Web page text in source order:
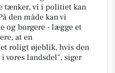
tænker, vi i politiet kan
den måde kan vi
og borgere - lægge et
at en
roligt øjeblik, hvis den
vores landsdel", siger